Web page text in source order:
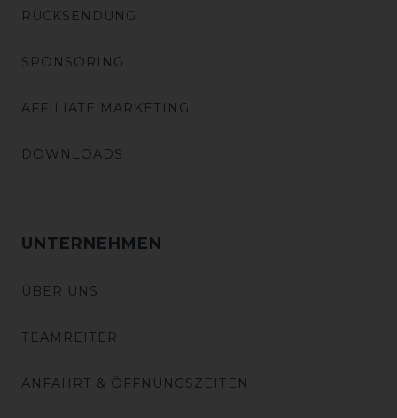
RÜCKSENDUNG
SPONSORING
AFFILIATE MARKETING
DOWNLOADS
UNTERNEHMEN
ÜBER UNS
TEAMREITER
ANFAHRT & ÖFFNUNGSZEITEN